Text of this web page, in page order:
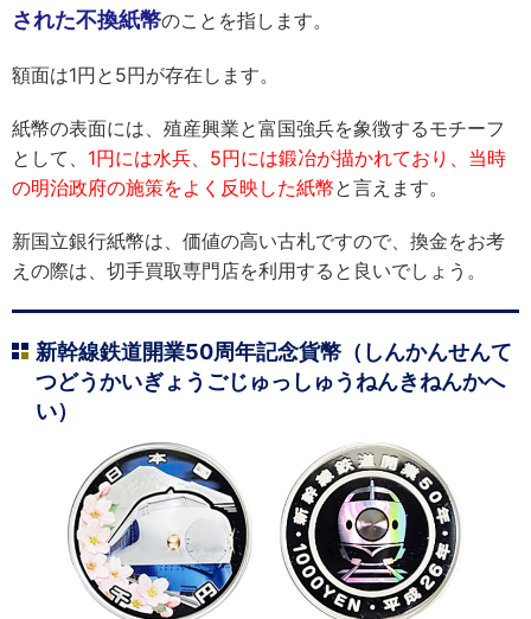
された不換紙幣のことを指します。
額面は1円と5円が存在します。
紙幣の表面には、殖産興業と富国強兵を象徴するモチーフ
として、 1円には水兵、5円には鍛冶が描かれており、当時
の明治政府の施策をよく反映した紙幣と言えます。
新国立銀行紙幣は、価値の高い古札ですので、換金をお考
えの際は、切手買取専門店を利用すると良いでしょう。
新幹線鉄道開業50周年記念貨幣（しんかんせんて
つどうかいぎょうごじゅっしゅうねんきねんかへ
い）